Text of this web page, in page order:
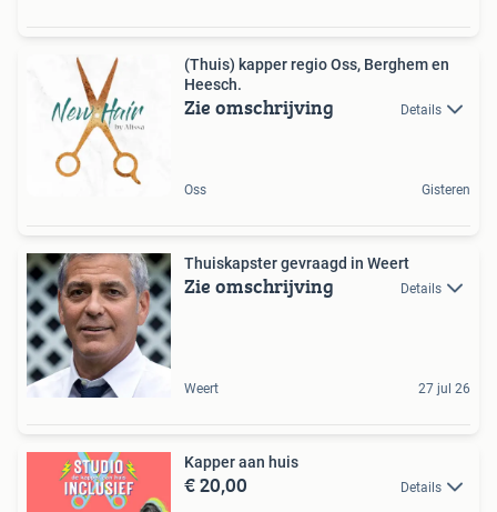
(Thuis) kapper regio Oss, Berghem en
Heesch.
Zie omschrijving Details
Oss Gisteren
Thuiskapster gevraagd in Weert
Zie omschrijving Details
Weert 27 jul 26
Kapper aan huis
€ 20,00 Details